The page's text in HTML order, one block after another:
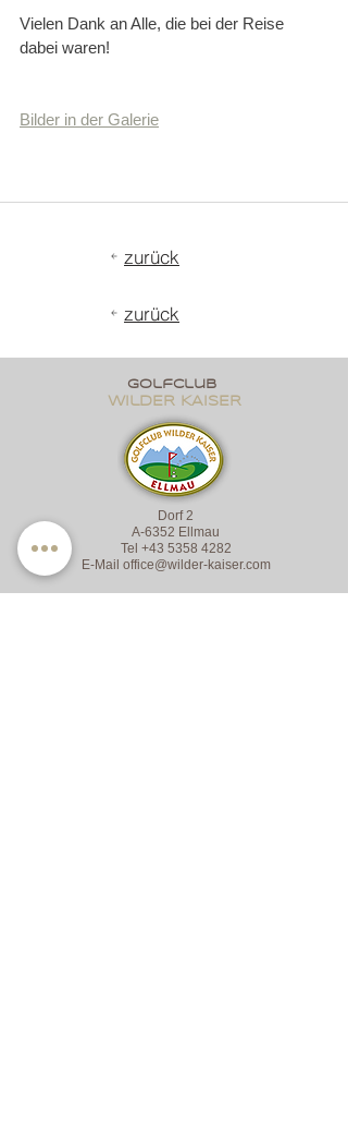
Vielen Dank an Alle, die bei der Reise
dabei waren!
Bilder in der Galerie
zurück
zurück
golfclub
wildER KAISER
Dorf 2
A-6352 Ellmau
Tel +43 5358 4282
E-Mail office@wilder-kaiser.com